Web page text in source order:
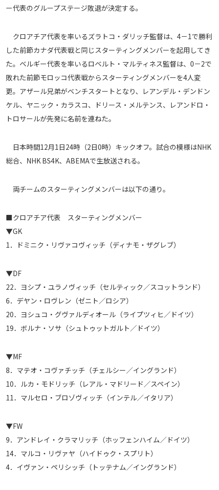
ご利用にあたって
プライバシーポリシー
お問い合わせ
Share
© AbemaTV. Inc. All Rights Reserved.
ー代表のグループステージ敗退が決定する。
クロアチア代表を率いるズラトコ・ダリッチ監督は、4－1で勝利
した前節カナダ代表戦と同じスターティングメンバーを起用してき
た。ベルギー代表を率いるロベルト・マルティネス監督は、0－2で
敗れた前節モロッコ代表戦からスターティングメンバーを4人変
更。アザール兄弟がベンチスタートとなり、レアンデル・デンドン
ケル、ヤニック・カラスコ、ドリース・メルテンス、レアンドロ・
トロサールが先発に名前を連ねた。
日本時間12月1日24時（2日0時）キックオフ。試合の模様はNHK
総合、NHK BS4K、ABEMAで生放送される。
両チームのスターティングメンバーは以下の通り。
■クロアチア代表 スターティングメンバー
▼GK
1．ドミニク・リヴァコヴィッチ（ディナモ・ザグレブ）
▼DF
22．ヨシプ・ユラノヴィッチ（セルティック／スコットランド）
6．デヤン・ロヴレン（ゼニト／ロシア）
20．ヨシュコ・グヴァルディオール（ライプツィヒ／ドイツ）
19．ボルナ・ソサ（シュトゥットガルト／ドイツ）
▼MF
8．マテオ・コヴァチッチ（チェルシー／イングランド）
10．ルカ・モドリッチ（レアル・マドリード／スペイン）
11．マルセロ・ブロゾヴィッチ（インテル／イタリア）
▼FW
9．アンドレイ・クラマリッチ（ホッフェンハイム／ドイツ）
14．マルコ・リヴァヤ（ハイドゥク・スプリト）
4．イヴァン・ペリシッチ（トッテナム／イングランド）